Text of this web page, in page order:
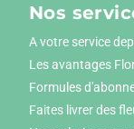
Nos
A votre service
Les avantages
Formules
Faites livrer des